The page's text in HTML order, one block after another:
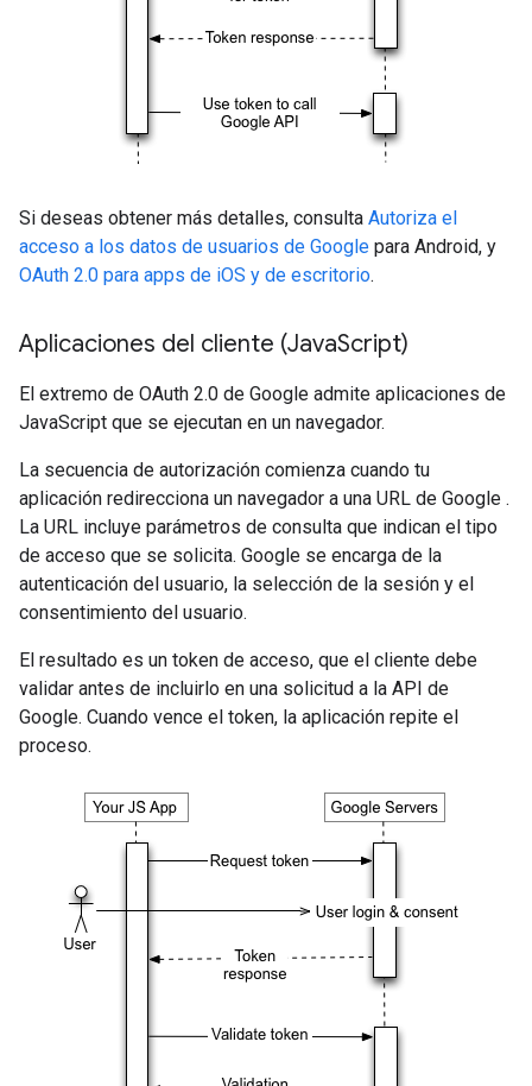
Si deseas obtener más detalles, consulta Autoriza el
acceso a los datos de usuarios de Google para Android, y
OAuth 2.0 para apps de iOS y de escritorio.
Aplicaciones del cliente (JavaScript)
El extremo de OAuth 2.0 de Google admite aplicaciones de
JavaScript que se ejecutan en un navegador.
La secuencia de autorización comienza cuando tu
aplicación redirecciona un navegador a una URL de Google .
La URL incluye parámetros de consulta que indican el tipo
de acceso que se solicita. Google se encarga de la
autenticación del usuario, la selección de la sesión y el
consentimiento del usuario.
El resultado es un token de acceso, que el cliente debe
validar antes de incluirlo en una solicitud a la API de
Google. Cuando vence el token, la aplicación repite el
proceso.